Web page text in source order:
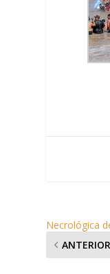
Necrológica
ANTERIOR